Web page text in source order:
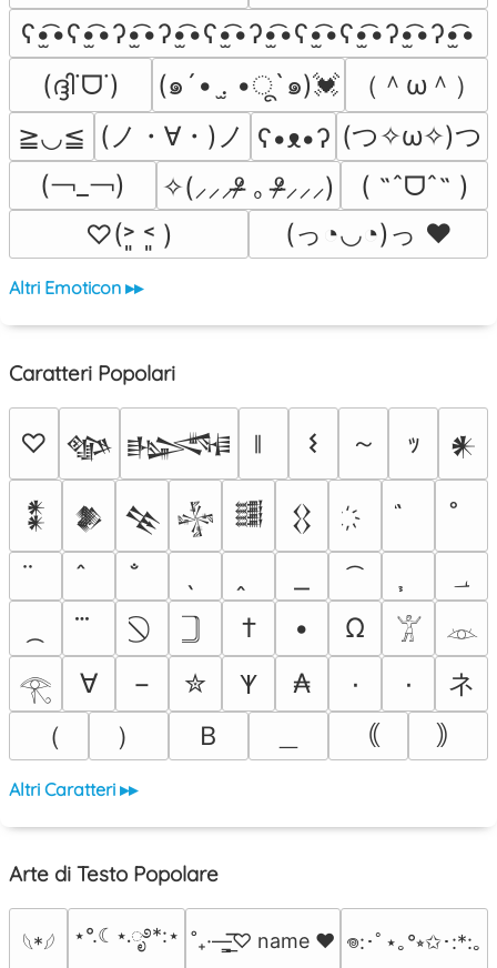
ʕ•̫͡•ʕ•̫͡•ʔ•̫͡•ʔ•̫͡•ʕ•̫͡•ʔ•̫͡•ʕ•̫͡•ʕ•̫͡•ʔ•̫͡•ʔ•̫͡•
(ദ്ദി˙ᗜ˙)
(๑´• .̫ •ू`๑)💓
（＾ω＾）
≧◡≦ (ノ・∀・)ノ ʕ•ᴥ•ʔ (つ✧ω✧)つ
(￢_￢)
✧(⸝⸝⸝ᵒ̴̶̷ ｡ ᵒ̴̶̷⸝⸝⸝)
( ˶ˆᗜˆ˵ )
♡(˃͈ ˂͈ )
(っ◔◡◔)っ ♥
Altri Emoticon ▸▸
Caratteri Popolari
♡ 𒀲 𒈙 𐌔 ～ ｯ 𒀭
𒀮 𒆎 𒆚 𒈔 𒌃
𒌐
؀
†
• Ω 𓀠
𓁺
𓂀
∀ − ✮ 𐊵 ₳ ٠ ۰
ネ
（
） Ｂ ｟ ｠
Altri Caratteri ▸▸
Arte di Testo Popolare
𓆩*𓆪 ⋆°.☾⋆.ೃ࿔*:⋆ ˚₊·—̳͟͞͞♡ name ♥️ 𖦹:･ﾟ⋆｡°⭒✩･:*:｡